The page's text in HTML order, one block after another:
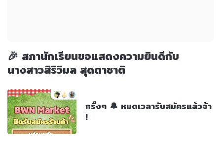
🎉 สภานักเรียนขอแสดงความยินดีกับ
นางสาวสิริวิมล สุดตาชาติ
กริ๊งๆ 🔔 หมดเวลารับสมัครแล้วจ้า
!